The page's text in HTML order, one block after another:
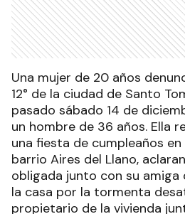
Una mujer de 20 años
12° de la ciudad de Santo
pasado sábado 14 de
un hombre de 36 años. Ella
una fiesta de cumpleaños en
barrio Aires del Llano,
obligada junto con su amiga
la casa por la tormenta
propietario de la vivienda